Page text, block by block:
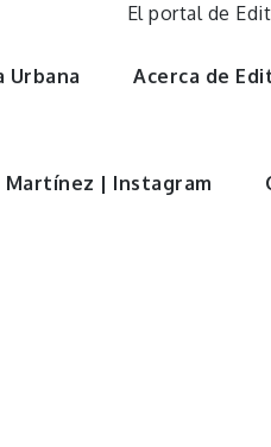
El portal de
Urbana Acerca de
| Instagram